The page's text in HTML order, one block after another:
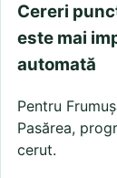
Cereri
este mai
automată
Pentru
Pasărea,
cerut.